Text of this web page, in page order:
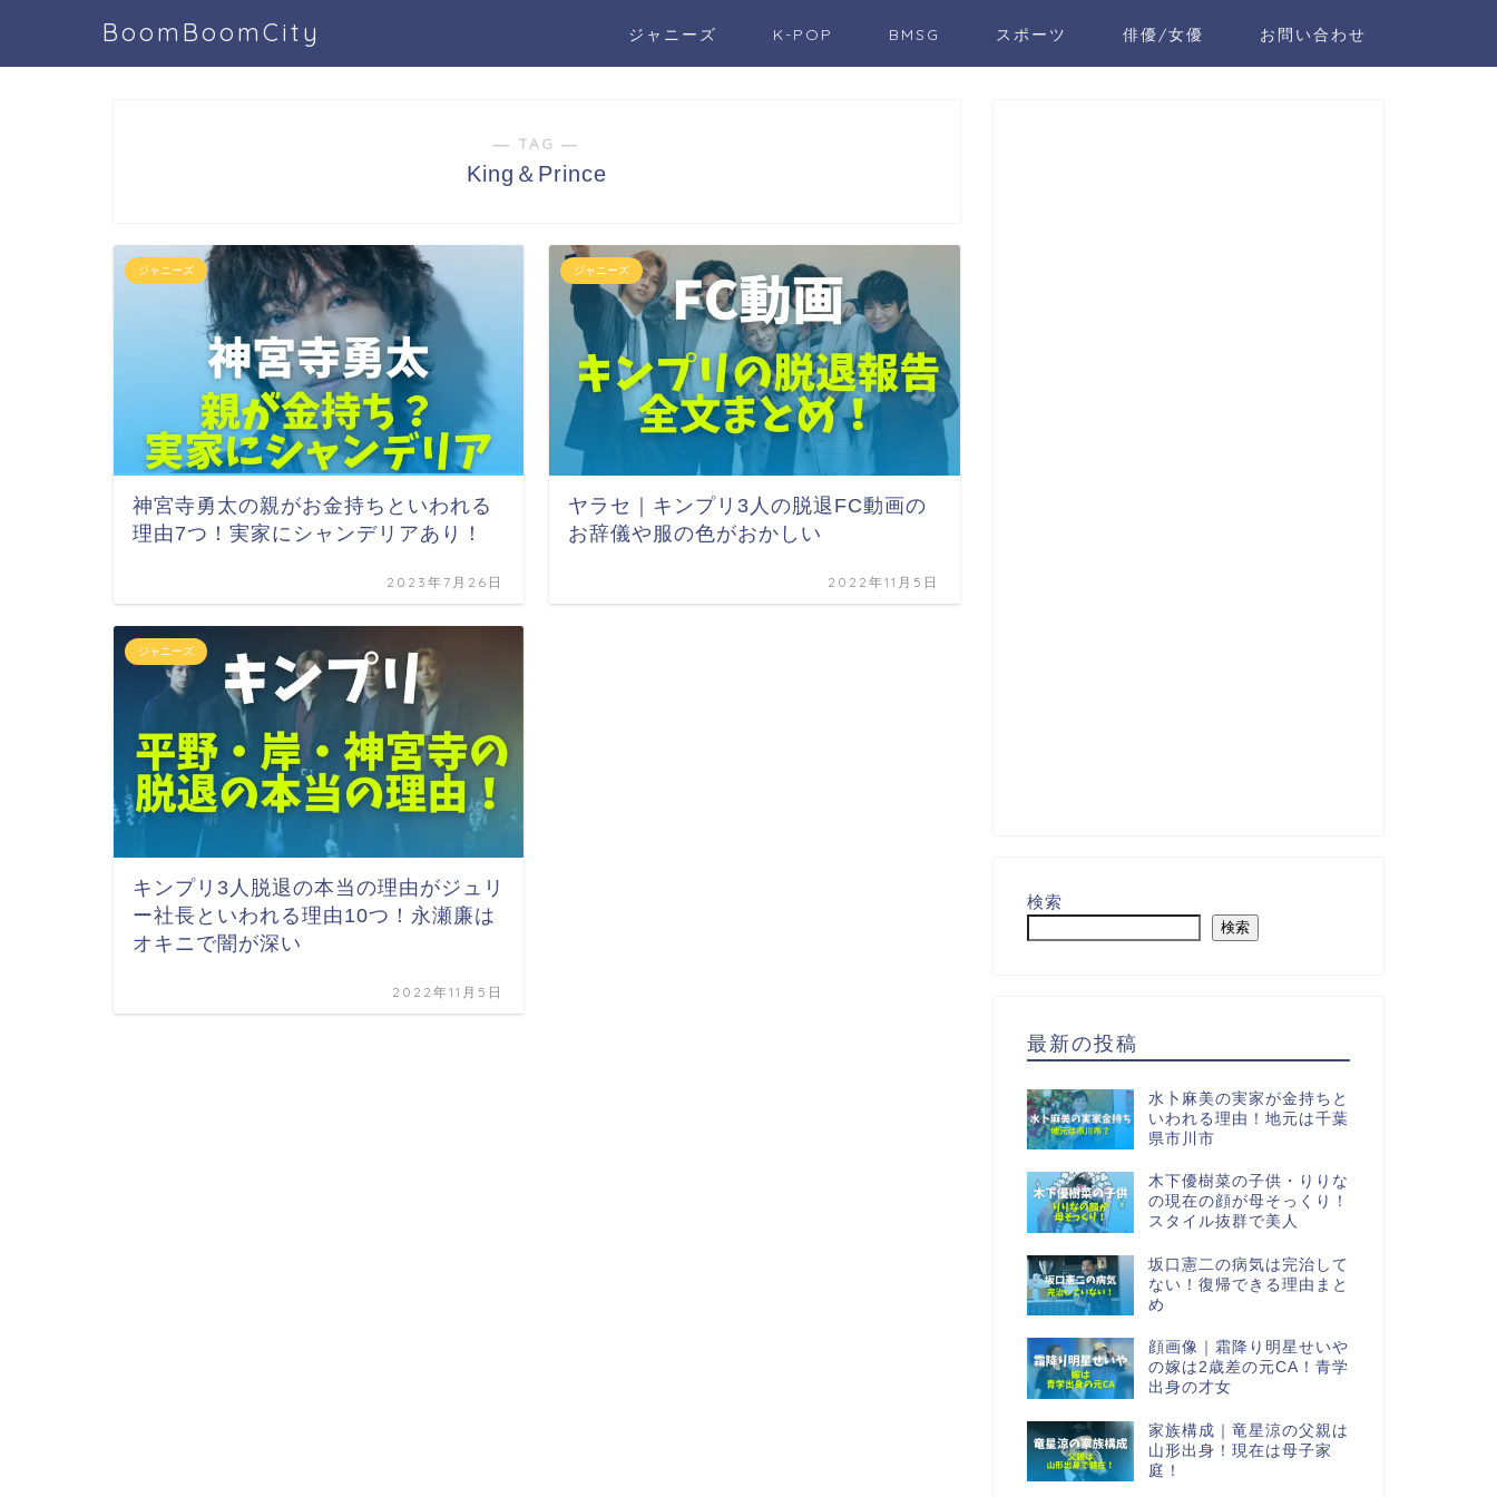
BoomBoomCity ジャニーズ K-POP BMSG スポーツ 俳優/女優 お問い合わせ
― TAG ―
King＆Prince
ジャニーズ
神宮寺勇太の親がお金持ちといわれる
理由7つ！実家にシャンデリアあり！
2023年7月26日
ジャニーズ
ヤラセ｜キンプリ3人の脱退FC動画の
お辞儀や服の色がおかしい
2022年11月5日
ジャニーズ
キンプリ3人脱退の本当の理由がジュリ
ー社長といわれる理由10つ！永瀬廉は
オキニで闇が深い
2022年11月5日
検索
検索
最新の投稿
水卜麻美の実家が金持ちと
いわれる理由！地元は千葉
県市川市
木下優樹菜の子供・りりな
の現在の顔が母そっくり！
スタイル抜群で美人
坂口憲二の病気は完治して
ない！復帰できる理由まと
め
顔画像｜霜降り明星せいや
の嫁は2歳差の元CA！青学
出身の才女
家族構成｜竜星涼の父親は
山形出身！現在は母子家
庭！